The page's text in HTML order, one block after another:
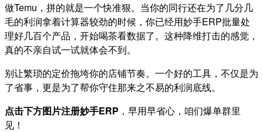
做Temu，拼的就是一个快准狠。当你的同行还在为了几分几
毛的利润拿着计算器较劲的时候，你已经用妙手ERP批量处
理好几百个产品，开始喝茶看数据了。这种降维打击的感觉，
真的不亲自试一试就体会不到。
别让繁琐的定价拖垮你的店铺节奏。一个好的工具，不仅是为
了省事，更是为了帮你守住那来之不易的利润底线。
点击下方图片注册妙手ERP ，早用早省心，咱们爆单群里
见！